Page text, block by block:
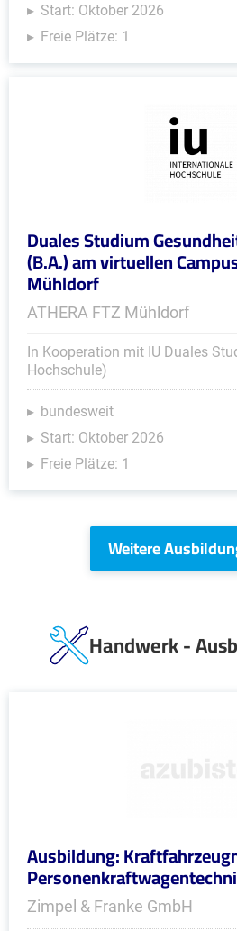
Start: Oktober 2026
Freie Plätze: 1
Duales Studium
(B.A.) am virtuellen
Mühldorf
ATHERA FTZ Mühldorf
In Kooperation mit IU Duales
Hochschule)
bundesweit
Start: Oktober 2026
Freie Plätze: 1
Weitere
Handwerk -
Ausbildung:
Zimpel & Franke GmbH